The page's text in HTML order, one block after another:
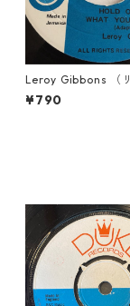
Leroy Gibbons （
ンス） - Hold On
u've Got【7'】
¥790